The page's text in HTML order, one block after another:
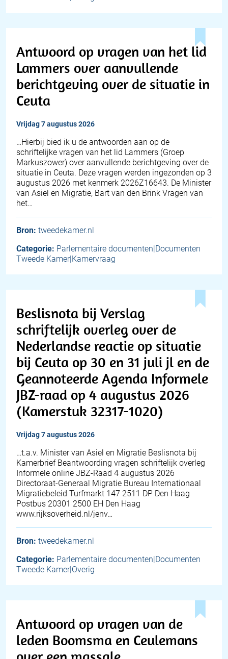
Antwoord op vragen van het lid
Lammers over aanvullende
berichtgeving over de situatie in
Ceuta
vrijdag 7 augustus 2026
… Hierbij bied ik u de antwoorden aan op de
schriftelijke vragen van het lid Lammers (Groep
Markuszower) over aanvullende berichtgeving over de
situatie in Ceuta. Deze vragen werden ingezonden op 3
augustus 2026 met kenmerk 2026Z16643. De Minister
van Asiel en Migratie, Bart van den Brink Vragen van
het…
Bron: tweedekamer.nl
Categorie: Parlementaire documenten|Documenten
Tweede Kamer|Kamervraag
Beslisnota bij Verslag
schriftelijk overleg over de
Nederlandse reactie op situatie
bij Ceuta op 30 en 31 juli jl en de
Geannoteerde Agenda Informele
JBZ-raad op 4 augustus 2026
(Kamerstuk 32317-1020)
vrijdag 7 augustus 2026
…t.a.v. Minister van Asiel en Migratie Beslisnota bij
Kamerbrief Beantwoording vragen schriftelijk overleg
Informele online JBZ-Raad 4 augustus 2026
Directoraat-Generaal Migratie Bureau Internationaal
Migratiebeleid Turfmarkt 147 2511 DP Den Haag
Postbus 20301 2500 EH Den Haag
www.rijksoverheid.nl/jenv…
Bron: tweedekamer.nl
Categorie: Parlementaire documenten|Documenten
Tweede Kamer|Overig
Antwoord op vragen van de
leden Boomsma en Ceulemans